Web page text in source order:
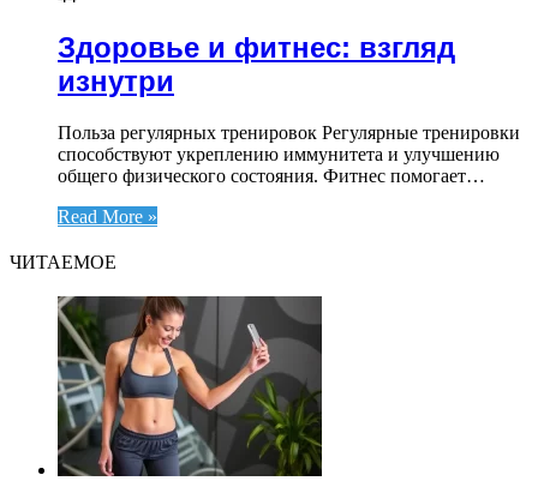
Здоровье и фитнес: взгляд
изнутри
Польза регулярных тренировок Регулярные тренировки
способствуют укреплению иммунитета и улучшению
общего физического состояния. Фитнес помогает…
Read More »
ЧИТАЕМОЕ